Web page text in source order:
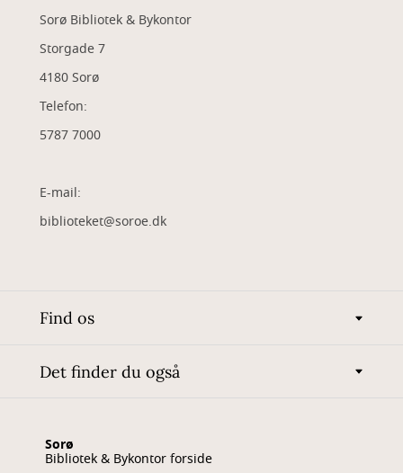
Sorø Bibliotek & Bykontor
Storgade 7
4180 Sorø
Telefon:
5787 7000
E-mail:
biblioteket@soroe.dk
Find os
Det finder du også
Sorø
Bibliotek & Bykontor forside